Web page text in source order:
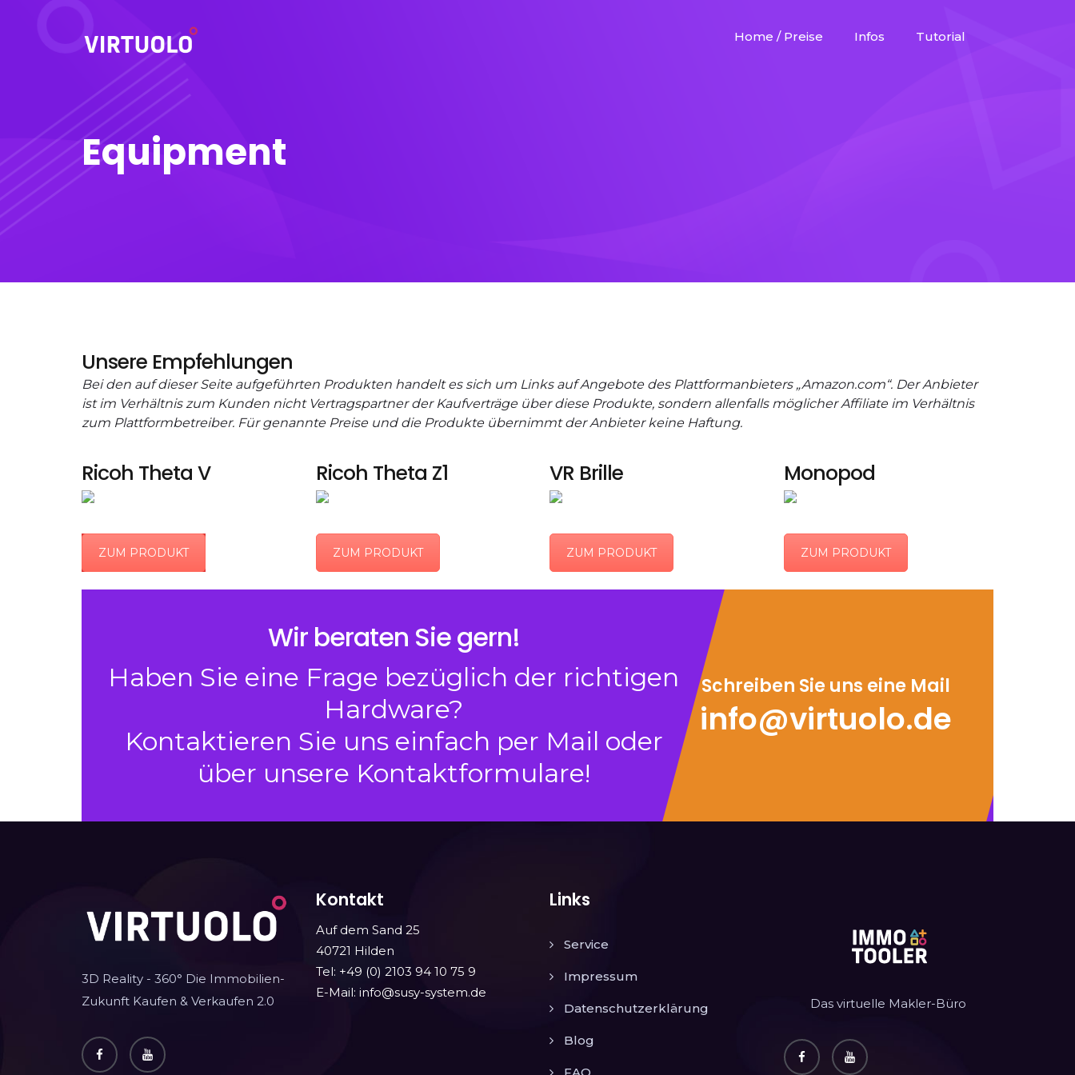
Home / Preise Infos Tutorial
Equipment
Unsere Empfehlungen
Bei den auf dieser Seite aufgeführten Produkten handelt es sich um Links auf Angebote des Plattformanbieters „Amazon.com“. Der Anbieter
ist im Verhältnis zum Kunden nicht Vertragspartner der Kaufverträge über diese Produkte, sondern allenfalls möglicher Affiliate im Verhältnis
zum Plattformbetreiber. Für genannte Preise und die Produkte übernimmt der Anbieter keine Haftung.
Ricoh Theta V
ZUM PRODUKT
Ricoh Theta Z1
ZUM PRODUKT
VR Brille
ZUM PRODUKT
Monopod
ZUM PRODUKT
Wir beraten Sie gern!
Haben Sie eine Frage bezüglich der richtigen
Hardware?
Kontaktieren Sie uns einfach per Mail oder
über unsere Kontaktformulare!
Schreiben Sie uns eine Mail
info@virtuolo.de
3D Reality - 360° Die Immobilien-
Zukunft Kaufen & Verkaufen 2.0
Kontakt
Auf dem Sand 25
40721 Hilden
Tel: +49 (0) 2103 94 10 75 9
E-Mail: info@susy-system.de
Links
Service
Impressum
Datenschutzerklärung
Blog
Das virtuelle Makler-Büro